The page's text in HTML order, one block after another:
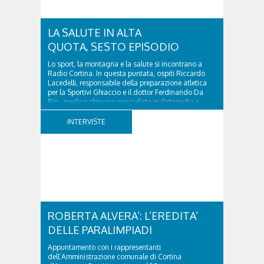
LA SALUTE IN ALTA
QUOTA, SESTO EPISODIO
Lo sport, la montagna e la salute si incontrano a
Radio Cortina. In questa puntata, ospiti Riccardo
Lacedelli, responsabile della preparazione atletica
per la Sportivi Ghiaccio e il dottor Ferdinando Da
Rin, medico chirurgo specialista in Ortopedia e
Traumatologia di Ospedale Cortina. GVM...
INTERVISTE
ROBERTA ALVERA’: L’EREDITA’
DELLE PARALIMPIADI
Appuntamento con i rappresentanti
dell’Amministrazione comunale di Cortina